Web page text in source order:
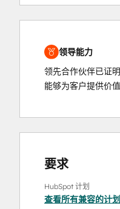
领导能力
领先合作伙伴已证
能够为客户提供价值
要求
HubSpot 计划
查看所有兼容的计划